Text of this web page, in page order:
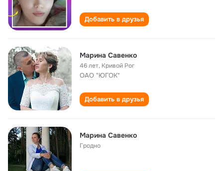
Добавить в друзья
Марина Савенко
46 лет, Кривой Рог
ОАО "ЮГОК"
Добавить в друзья
Марина Савенко
Гродно